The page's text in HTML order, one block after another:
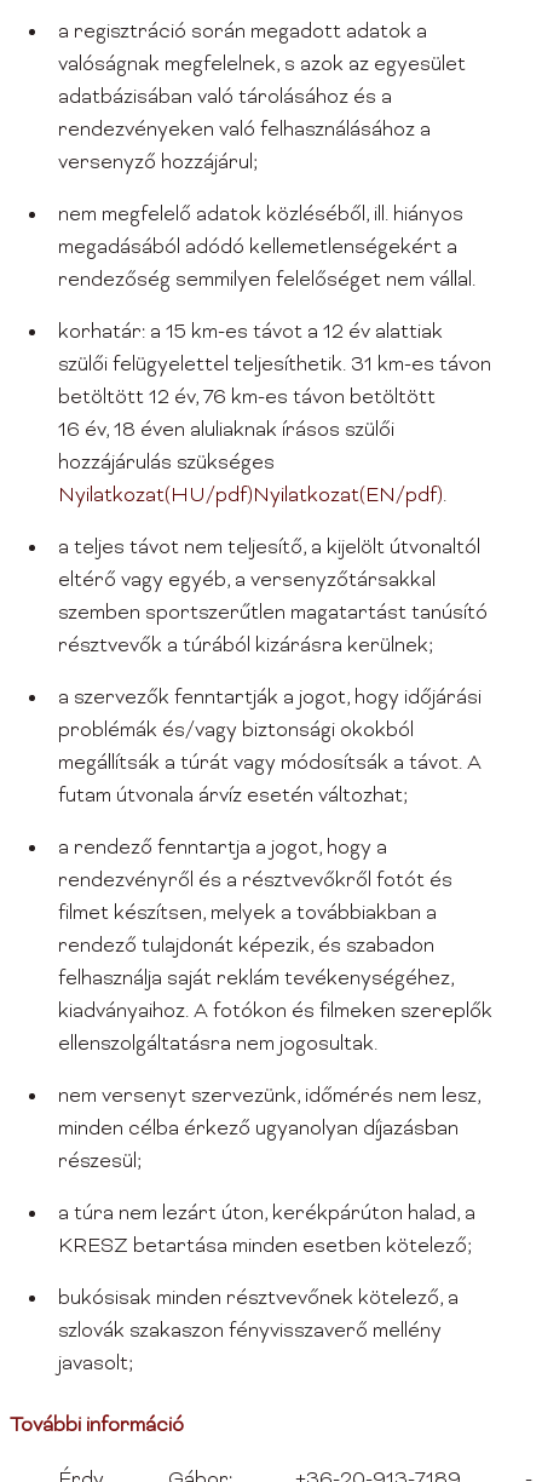
a regisztráció során megadott adatok a
valóságnak megfelelnek, s azok az egyesület
adatbázisában való tárolásához és a
rendezvényeken való felhasználásához a
versenyző hozzájárul;
nem megfelelő adatok közléséből, ill. hiányos
megadásából adódó kellemetlenségekért a
rendezőség semmilyen felelőséget nem vállal.
korhatár: a 15 km-es távot a 12 év alattiak
szülői felügyelettel teljesíthetik. 31 km-es távon
betöltött 12 év, 76 km-es távon betöltött
16 év, 18 éven aluliaknak írásos szülői
hozzájárulás szükséges
Nyilatkozat(HU/pdf)Nyilatkozat(EN/pdf).
a teljes távot nem teljesítő, a kijelölt útvonaltól
eltérő vagy egyéb, a versenyzőtársakkal
szemben sportszerűtlen magatartást tanúsító
résztvevők a túrából kizárásra kerülnek;
a szervezők fenntartják a jogot, hogy időjárási
problémák és/vagy biztonsági okokból
megállítsák a túrát vagy módosítsák a távot. A
futam útvonala árvíz esetén változhat;
a rendező fenntartja a jogot, hogy a
rendezvényről és a résztvevőkről fotót és
filmet készítsen, melyek a továbbiakban a
rendező tulajdonát képezik, és szabadon
felhasználja saját reklám tevékenységéhez,
kiadványaihoz. A fotókon és filmeken szereplők
ellenszolgáltatásra nem jogosultak.
nem versenyt szervezünk, időmérés nem lesz,
minden célba érkező ugyanolyan díjazásban
részesül;
a túra nem lezárt úton, kerékpárúton halad, a
KRESZ betartása minden esetben kötelező;
bukósisak minden résztvevőnek kötelező, a
szlovák szakaszon fényvisszaverő mellény
javasolt;
További információ